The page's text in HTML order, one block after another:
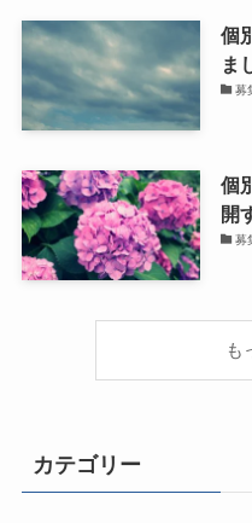
個
ま
募
個
開
募
も
カテゴリー